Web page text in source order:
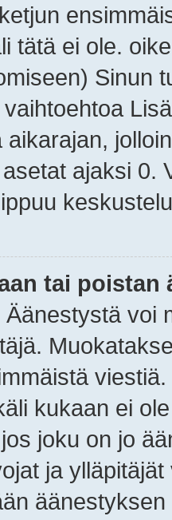
tätä ei ole.
Sinun
aikarajan,
ajaksi 0.
tai poistan
voi
kukaan ei
joku on jo
ja